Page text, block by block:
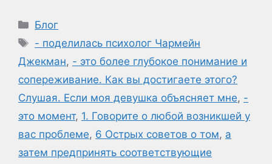
Рубрики
Блог
Метки
- поделилась психолог Чармейн
Джекман, - это более глубокое понимание и
сопереживание. Как вы достигаете этого?
Слушая. Если моя девушка объясняет мне, -
это момент, 1. Говорите о любой возникшей у
вас проблеме, 6 Острых советов о том, а
затем предпринять соответствующие